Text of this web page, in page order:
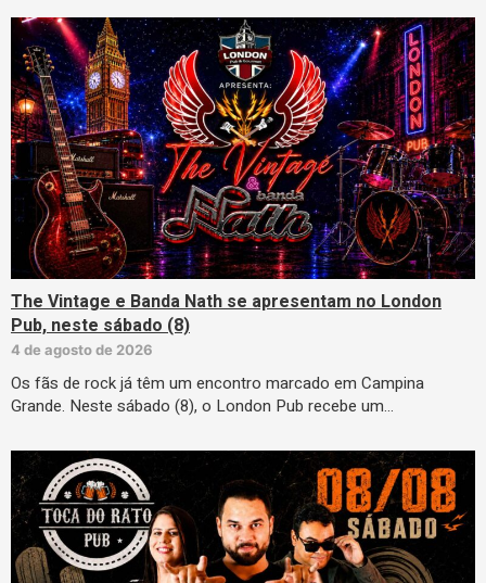
The Vintage e Banda Nath se apresentam no London
Pub, neste sábado (8)
4 de agosto de 2026
Os fãs de rock já têm um encontro marcado em Campina
Grande. Neste sábado (8), o London Pub recebe um…